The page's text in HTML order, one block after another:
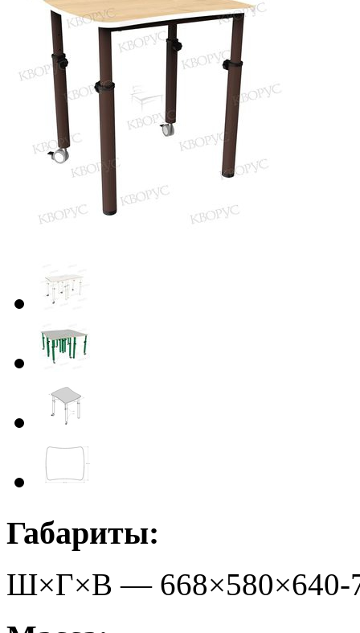
Габариты:
Ш×Г×В — 668×580×640-